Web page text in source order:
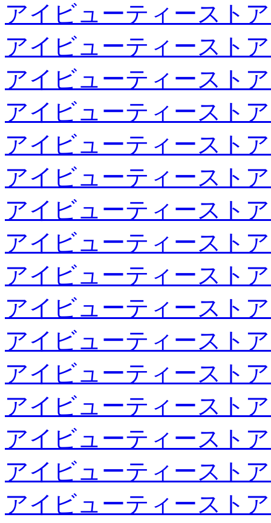
アイビューティースト
アイビューティースト
アイビューティースト
アイビューティースト
アイビューティースト
アイビューティースト
アイビューティースト
アイビューティースト
アイビューティースト
アイビューティースト
アイビューティースト
アイビューティースト
アイビューティースト
アイビューティースト
アイビューティースト
アイビューティースト